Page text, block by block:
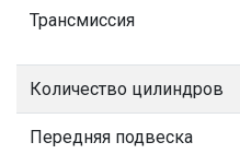
Трансмиссия
Количество цилиндров
Передняя подвеска